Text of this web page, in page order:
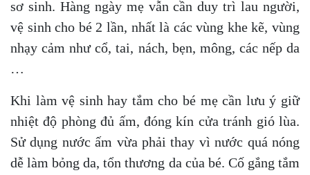
sơ sinh. Hàng ngày mẹ vẫn cần duy trì lau người,
vệ sinh cho bé 2 lần, nhất là các vùng khe kẽ, vùng
nhạy cảm như cổ, tai, nách, bẹn, mông, các nếp da
…
Khi làm vệ sinh hay tắm cho bé mẹ cần lưu ý giữ
nhiệt độ phòng đủ ấm, đóng kín cửa tránh gió lùa.
Sử dụng nước ấm vừa phải thay vì nước quá nóng
dễ làm bỏng da, tổn thương da của bé. Cố gắng tắm